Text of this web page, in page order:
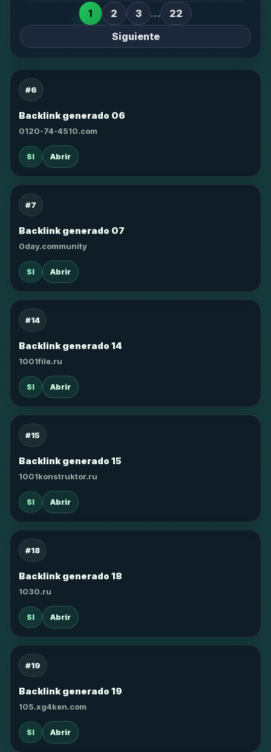
1
2 3 …
22
Siguiente
#6
Backlink generado 06
0120-74-4510.com
SI Abrir
#7
Backlink generado 07
0day.community
SI Abrir
#14
Backlink generado 14
1001file.ru
SI Abrir
#15
Backlink generado 15
1001konstruktor.ru
SI Abrir
#18
Backlink generado 18
1030.ru
SI Abrir
#19
Backlink generado 19
105.xg4ken.com
SI Abrir